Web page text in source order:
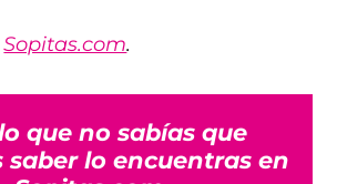
Sopitas.com.
que no sabías que
saber lo encuentras en